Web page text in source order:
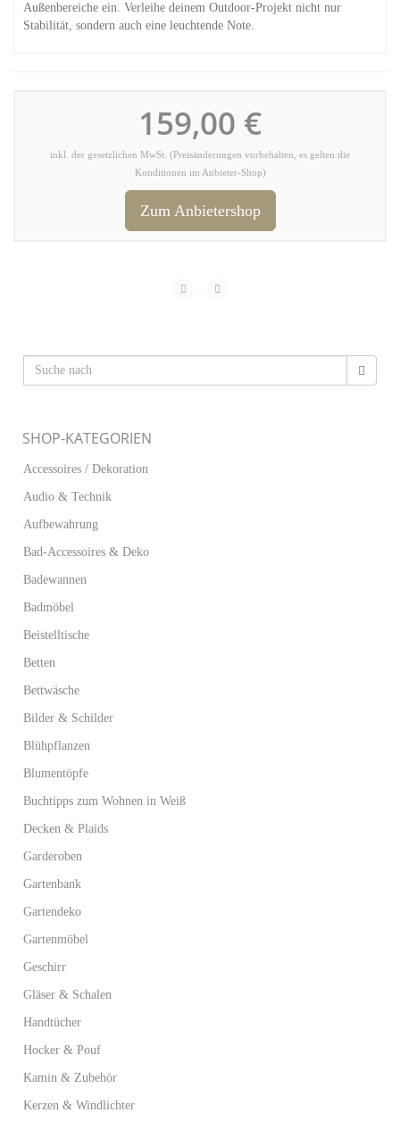
Außenbereiche ein. Verleihe deinem Outdoor-Projekt nicht nur
Stabilität, sondern auch eine leuchtende Note.
159,00 €
inkl. der gesetzlichen MwSt. (Preisänderungen vorbehalten, es gelten die
Konditionen im Anbieter-Shop)
Zum Anbietershop
SHOP-KATEGORIEN
Accessoires / Dekoration
Audio & Technik
Aufbewahrung
Bad-Accessoires & Deko
Badewannen
Badmöbel
Beistelltische
Betten
Bettwäsche
Bilder & Schilder
Blühpflanzen
Blumentöpfe
Buchtipps zum Wohnen in Weiß
Decken & Plaids
Garderoben
Gartenbank
Gartendeko
Gartenmöbel
Geschirr
Gläser & Schalen
Handtücher
Hocker & Pouf
Kamin & Zubehör
Kerzen & Windlichter